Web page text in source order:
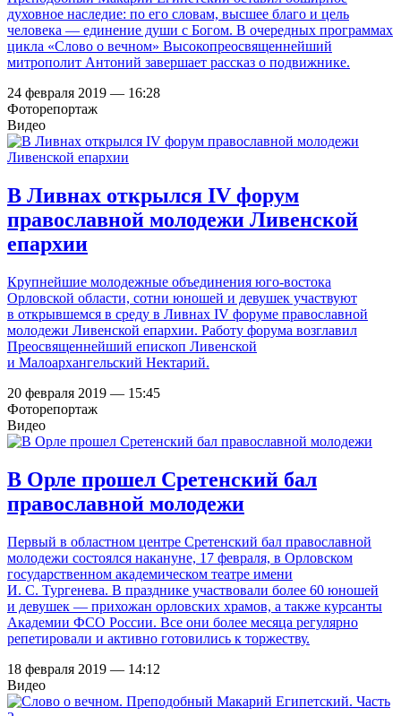
духовное наследие: по его словам, высшее благо и цель
человека — единение души с Богом. В очередных программах
цикла «Слово о вечном» Высокопреосвященнейший
митрополит Антоний завершает рассказ о подвижнике.
24 февраля 2019 — 16:28
Фоторепортаж
Видео
В Ливнах открылся IV форум
православной молодежи Ливенской
епархии
Крупнейшие молодежные объединения юго-востока
Орловской области, сотни юношей и девушек участвуют
в открывшемся в среду в Ливнах IV форуме православной
молодежи Ливенской епархии. Работу форума возглавил
Преосвященнейший епископ Ливенской
и Малоархангельский Нектарий.
20 февраля 2019 — 15:45
Фоторепортаж
Видео
В Орле прошел Сретенский бал
православной молодежи
Первый в областном центре Сретенский бал православной
молодежи состоялся накануне, 17 февраля, в Орловском
государственном академическом театре имени
И. С. Тургенева. В празднике участвовали более 60 юношей
и девушек — прихожан орловских храмов, а также курсанты
Академии ФСО России. Все они более месяца регулярно
репетировали и активно готовились к торжеству.
18 февраля 2019 — 14:12
Видео